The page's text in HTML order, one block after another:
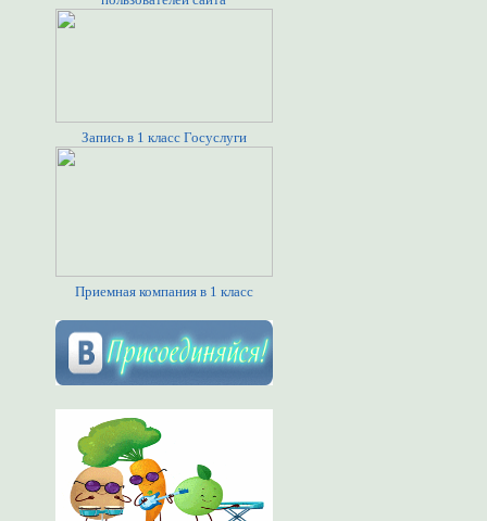
Запись в 1 класс Госуслуги
Приемная компания в 1 класс